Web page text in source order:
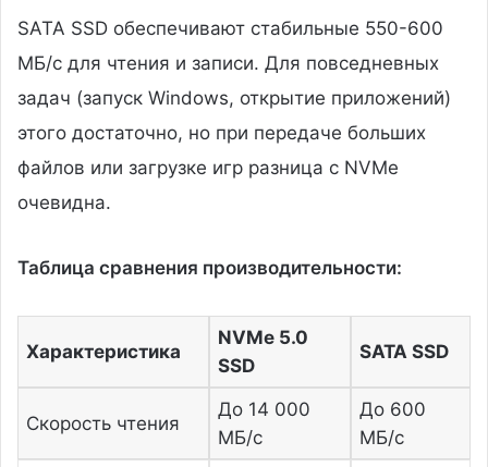
SATA SSD обеспечивают стабильные 550-600
МБ/с для чтения и записи. Для повседневных
задач (запуск Windows, открытие приложений)
этого достаточно, но при передаче больших
файлов или загрузке игр разница с NVMe
очевидна.
Таблица сравнения производительности:
Характеристика
NVMe 5.0
SSD
SATA SSD
Скорость чтения
До 14 000
МБ/с
До 600
МБ/с